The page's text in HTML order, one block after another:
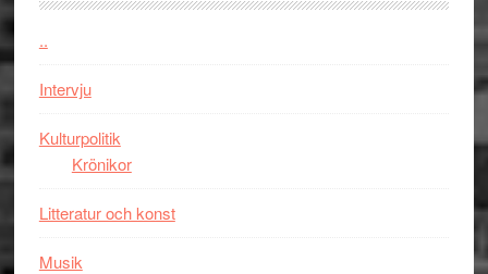
kan
..
Intervju
Kulturpolitik
Krönikor
Litteratur och konst
Musik